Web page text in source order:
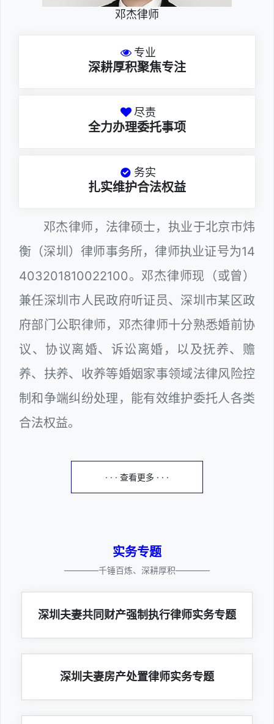
邓杰律师
专业
深耕厚积聚焦专注
尽责
全力办理委托事项
务实
扎实维护合法权益
邓杰律师，法律硕士，执业于北京市炜
衡（深圳）律师事务所，律师执业证号为14
403201810022100。邓杰律师现（或曾）
兼任深圳市人民政府听证员、深圳市某区政
府部门公职律师，邓杰律师十分熟悉婚前协
议、协议离婚、诉讼离婚，以及抚养、赡
养、扶养、收养等婚姻家事领域法律风险控
制和争端纠纷处理，能有效维护委托人各类
合法权益。
· · · 查看更多 · · ·
实务专题
————千锤百炼、深耕厚积————
深圳夫妻共同财产强制执行律师实务专题
深圳夫妻房产处置律师实务专题